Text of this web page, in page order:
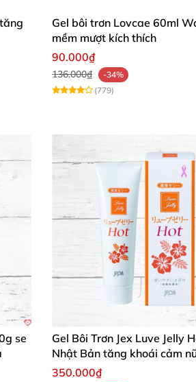
giọng văn sang mức nào (thân
cho phù hợp với chiến lược
Gel bôi trơn Lovcae 60ml
mềm mượt kích thích
90.000₫
136.000₫
-34%
(779)
se
Gel Bôi Trơn Jex Luve Jelly
Nhật Bản tăng khoái cảm
dụng
350.000₫